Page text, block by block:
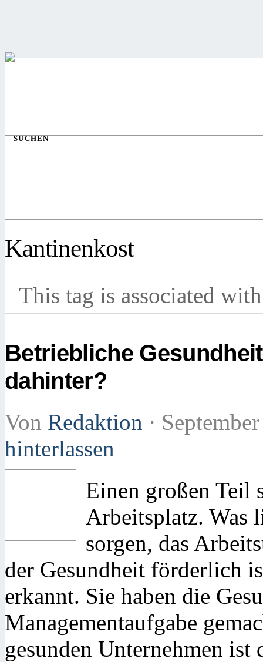
SUCHEN
Kantinenkost
This tag is associated
Betriebliche
dahinter?
Von Redaktion ⋅
hinterlassen
Einen großen Teil
Arbeitsplatz. Was
sorgen, das
der Gesundheit förderlich
erkannt. Sie haben die
Managementaufgabe
gesunden Unternehmen